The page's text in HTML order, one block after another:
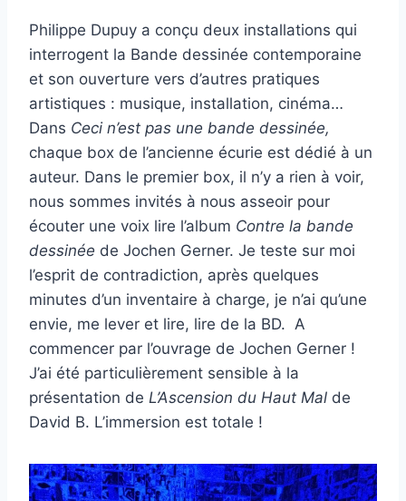
Philippe Dupuy a conçu deux installations qui
interrogent la Bande dessinée contemporaine
et son ouverture vers d’autres pratiques
artistiques : musique, installation, cinéma…
Dans Ceci n’est pas une bande dessinée,
chaque box de l’ancienne écurie est dédié à un
auteur. Dans le premier box, il n’y a rien à voir,
nous sommes invités à nous asseoir pour
écouter une voix lire l’album Contre la bande
dessinée de Jochen Gerner. Je teste sur moi
l’esprit de contradiction, après quelques
minutes d’un inventaire à charge, je n’ai qu’une
envie, me lever et lire, lire de la BD. A
commencer par l’ouvrage de Jochen Gerner !
J’ai été particulièrement sensible à la
présentation de L’Ascension du Haut Mal de
David B. L’immersion est totale !